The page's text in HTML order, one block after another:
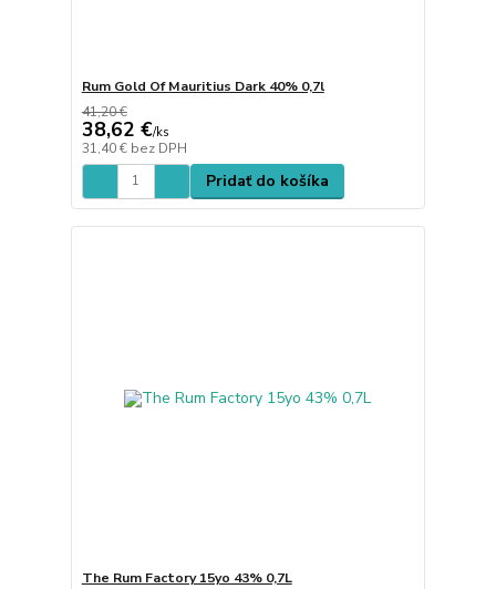
Rum Gold Of Mauritius Dark 40% 0,7l
41,20 €
38,62 €/ks
31,40 € bez DPH
Pridať do košíka
The Rum Factory 15yo 43% 0,7L